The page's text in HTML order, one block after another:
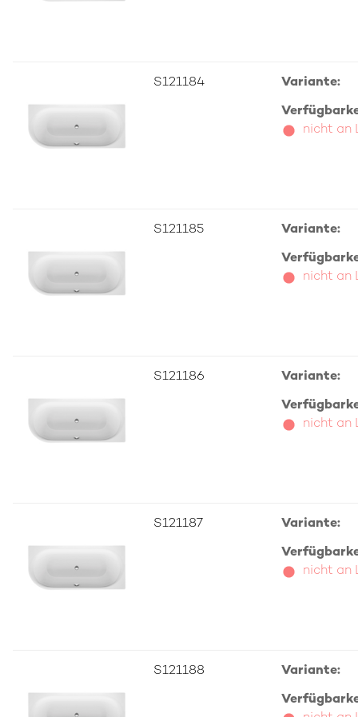
S121184 Variante:
nicht an
S121185 Variante:
nicht an
S121186 Variante:
nicht an
S121187 Variante:
nicht an
S121188 Variante: